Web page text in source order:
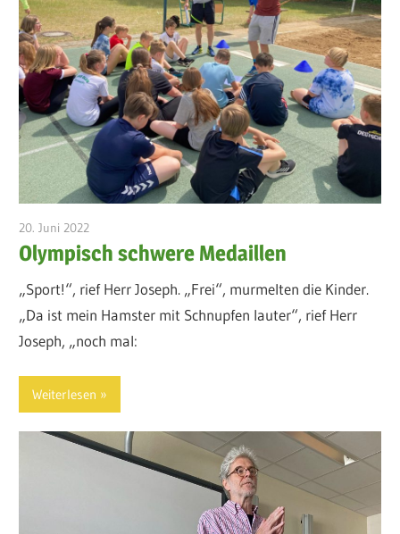
20. Juni 2022
Olympisch schwere Medaillen
„Sport!“, rief Herr Joseph. „Frei“, murmelten die Kinder.
„Da ist mein Hamster mit Schnupfen lauter“, rief Herr
Joseph, „noch mal:
Weiterlesen